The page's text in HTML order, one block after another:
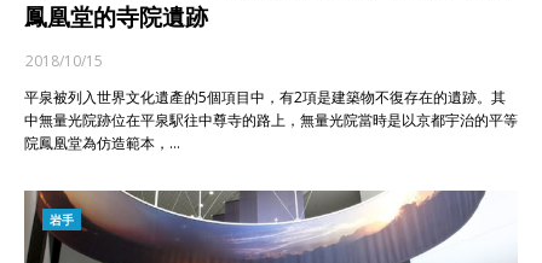
鳳凰堂的寺院遺跡
2018/10/15
平泉被列入世界文化遺產的5個項目中，有2項是建築物不復存在的遺跡。其
中無量光院跡位在平泉駅往中尊寺的路上，無量光院當時是以京都宇治的平等
院鳳凰堂為仿造範本，…
岩手